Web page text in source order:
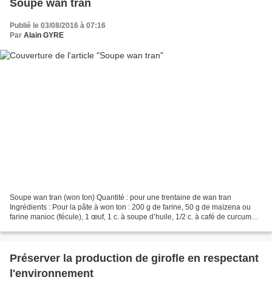
Soupe wan tran
Publié le 03/08/2016 à 07:16
Par Alain GYRE
Soupe wan tran (won ton) Quantité : pour une trentaine de wan tran
Ingrédients : Pour la pâte à won ton : 200 g de farine, 50 g de maïzena ou
farine manioc (fécule), 1 œuf, 1 c. à soupe d’huile, 1/2 c. à café de curcuma.
Préserver la production de girofle en respectant
l'environnement